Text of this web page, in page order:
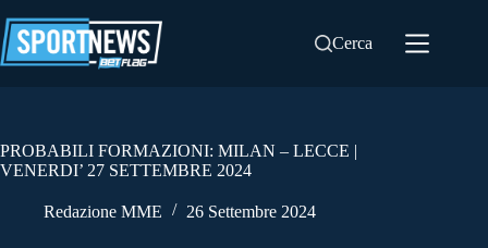
al
contenuto
Cerca
PROBABILI FORMAZIONI: MILAN – LECCE |
VENERDI’ 27 SETTEMBRE 2024
Redazione MME 26 Settembre 2024